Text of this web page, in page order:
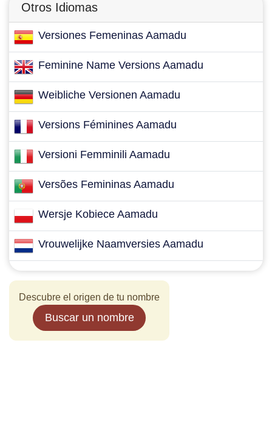
Otros Idiomas
Versiones Femeninas Aamadu
Feminine Name Versions Aamadu
Weibliche Versionen Aamadu
Versions Féminines Aamadu
Versioni Femminili Aamadu
Versões Femininas Aamadu
Wersje Kobiece Aamadu
Vrouwelijke Naamversies Aamadu
Descubre el origen de tu nombre
Buscar un nombre